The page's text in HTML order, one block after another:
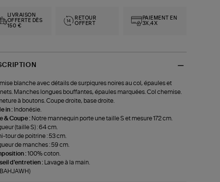
LIVRAISON
OFFERTE DÈS
150 €
RETOUR
OFFERT
PAIEMENT EN
3X,4X
blanche avec détails de surpiqures noires au col, épaules et
Manches longues bouffantes, épaules marquées. Col chemise.
à boutons. Coupe droite, base droite.
in : Indonésie.
& Coupe : Notre mannequin porte une taille S et mesure 172 cm.
(taille S) : 64 cm.
tour de poitrine : 53 cm.
de manches : 59 cm.
:100% coton.
d'entretien :
Lavage à la main.